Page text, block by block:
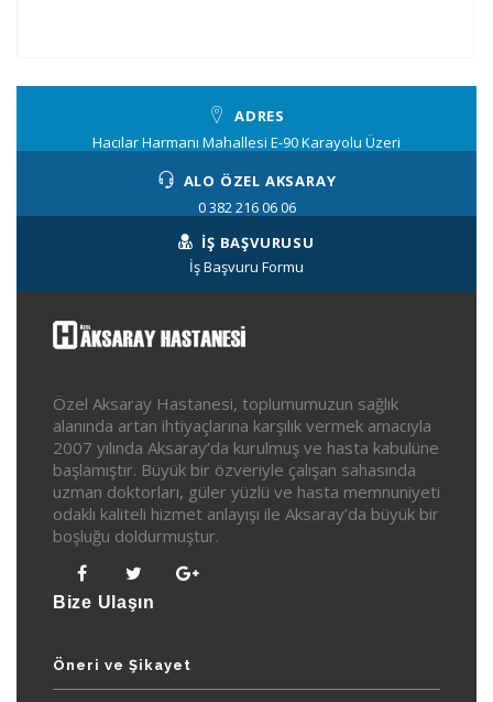
ADRES
Hacılar Harmanı Mahallesi E-90 Karayolu Üzeri
ALO ÖZEL AKSARAY
0 382 216 06 06
İŞ BAŞVURUSU
İş Başvuru Formu
Özel Aksaray Hastanesi, toplumumuzun sağlık
alanında artan ihtiyaçlarına karşılık vermek amacıyla
2007 yılında Aksaray’da kurulmuş ve hasta kabulüne
başlamıştır. Büyük bir özveriyle çalışan sahasında
uzman doktorları, güler yüzlü ve hasta memnuniyeti
odaklı kaliteli hizmet anlayışı ile Aksaray’da büyük bir
boşluğu doldurmuştur.
Bize Ulaşın
Öneri ve Şikayet